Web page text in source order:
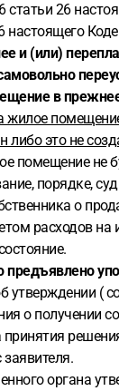
26
настоящего
и (или)
в
жилое
либо это не
помещение не
порядке,
о
расходов на
предъявлено
утверждении (
о получении
принятия
органа